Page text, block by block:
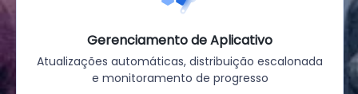
Gerenciamento de Aplicativo
Atualizações automáticas, distribuição escalonada
e monitoramento de progresso